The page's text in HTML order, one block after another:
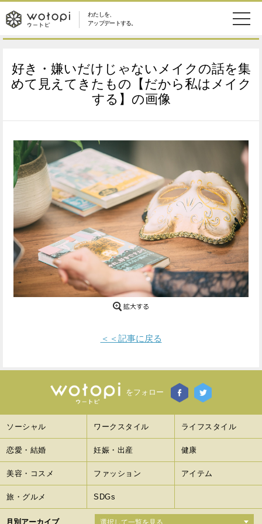
わたしを、
アップデートする。
wotopi
ウ
ー
ト
ピ
ニ
ュ
美容・コスメ 妊娠・出産
ソーシャル
アイテム
検
索
ウートピとは？
Facebook
ア
す
る
Twitter
ア
す
る
好き・嫌いだけじゃないメイクの話を集
めて見えてきたもの【だから私はメイク
する】の画像
＜＜記事に戻る
をフォロー
ソーシャル ワークスタイル ライフスタイル
恋愛・結婚 妊娠・出産 健康
美容・コスメ ファッション アイテム
旅・グルメ SDGs
月別アーカイブ